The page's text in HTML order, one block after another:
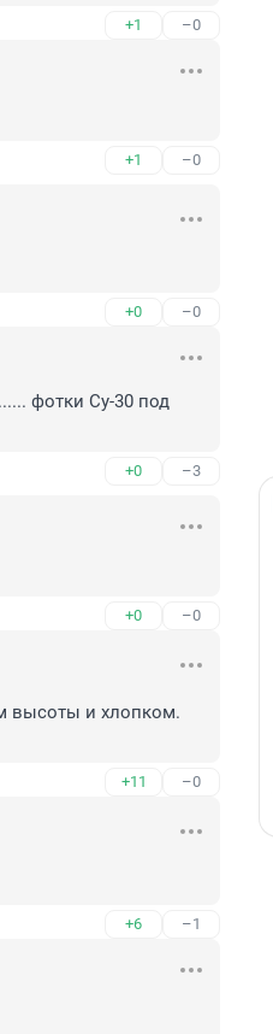
+1 –0
+1 –0
+0 –0
фотки Су-30 под
+0 –3
+0 –0
высоты и хлопком.
+11 –0
+6 –1